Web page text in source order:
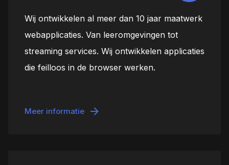
Wij ontwikkelen al meer dan 10 jaar maatwerk
webapplicaties. Van leeromgevingen tot
streaming services. Wij ontwikkelen applicaties
die feilloos in de browser werken.
Meer informatie